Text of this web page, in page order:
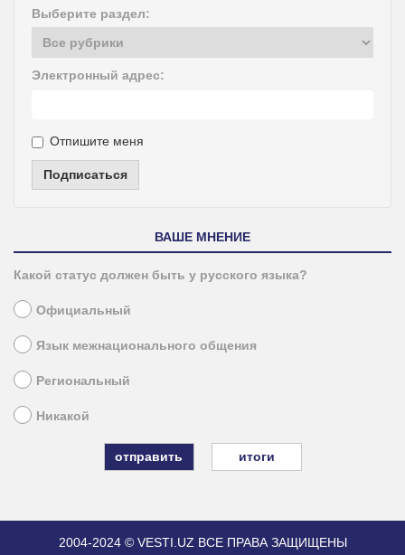
Выберите раздел:
Электронный адрес:
Отпишите меня
Подписаться
ВАШЕ МНЕНИЕ
Какой статус должен быть у русского языка?
Официальный
Язык межнационального общения
Региональный
Никакой
итоги
2004-2024 © VESTI.UZ ВСЕ ПРАВА ЗАЩИЩЕНЫ